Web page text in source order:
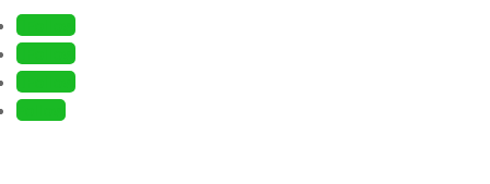
Follow
Follow
Follow
Follow